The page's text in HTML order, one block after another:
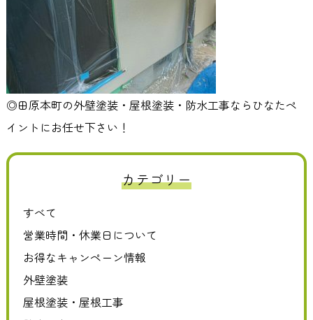
◎田原本町の外壁塗装・屋根塗装・防水工事ならひなたペ
イントにお任せ下さい！
カテゴリー
すべて
営業時間・休業日について
お得なキャンペーン情報
外壁塗装
屋根塗装・屋根工事